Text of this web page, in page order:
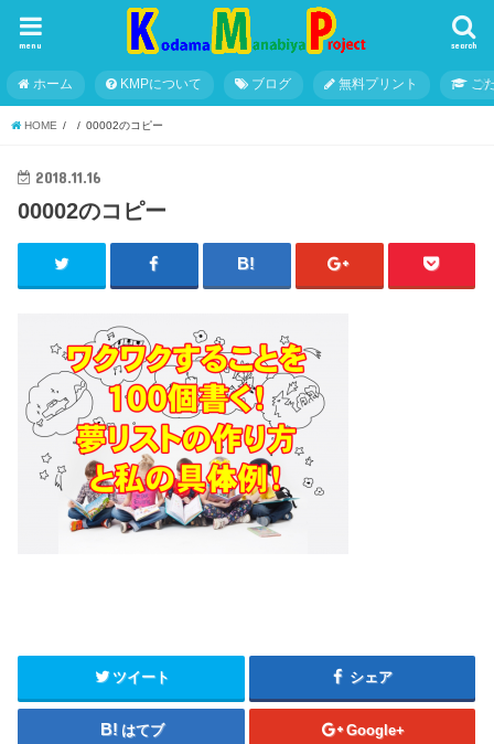
search
menu
ホーム KMPについて ブログ 無料プリント こ
HOME 00002のコピー
2018.11.16
00002のコピー
ツイート シェア
はてブ Google+